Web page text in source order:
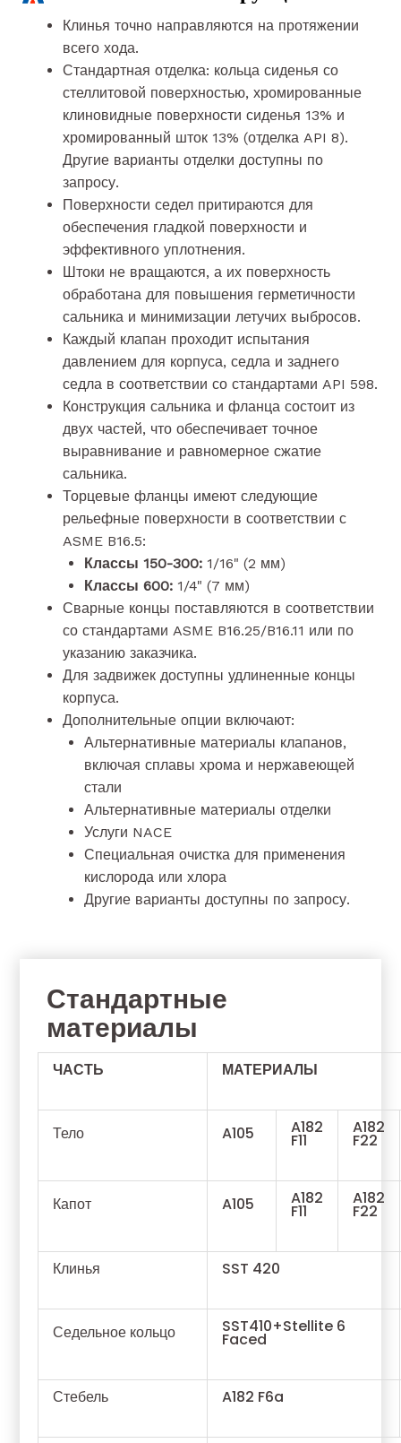
Клинья точно направляются на протяжении
всего хода.
Стандартная отделка: кольца сиденья со
стеллитовой поверхностью, хромированные
клиновидные поверхности сиденья 13% и
хромированный шток 13% (отделка API 8).
Другие варианты отделки доступны по
запросу.
Поверхности седел притираются для
обеспечения гладкой поверхности и
эффективного уплотнения.
Штоки не вращаются, а их поверхность
обработана для повышения герметичности
сальника и минимизации летучих выбросов.
Каждый клапан проходит испытания
давлением для корпуса, седла и заднего
седла в соответствии со стандартами API 598.
Конструкция сальника и фланца состоит из
двух частей, что обеспечивает точное
выравнивание и равномерное сжатие
сальника.
Торцевые фланцы имеют следующие
рельефные поверхности в соответствии с
ASME B16.5:
Классы 150-300: 1/16" (2 мм)
Классы 600: 1/4" (7 мм)
Сварные концы поставляются в соответствии
со стандартами ASME B16.25/B16.11 или по
указанию заказчика.
Для задвижек доступны удлиненные концы
корпуса.
Дополнительные опции включают:
Альтернативные материалы клапанов,
включая сплавы хрома и нержавеющей
стали
Альтернативные материалы отделки
Услуги NACE
Специальная очистка для применения
кислорода или хлора
Другие варианты доступны по запросу.
Стандартные
материалы
ЧАСТЬ МАТЕРИАЛЫ
Тело A105 A182
F11
A182
F22
Капот A105 A182
F11
A182
F22
Клинья SST 420
Седельное кольцо SST410+Stellite 6
Faced
Стебель A182 F6a